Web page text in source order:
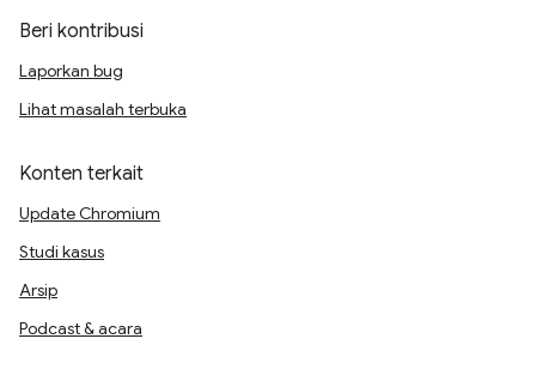
Beri kontribusi
Laporkan bug
Lihat masalah terbuka
Konten terkait
Update Chromium
Studi kasus
Arsip
Podcast & acara